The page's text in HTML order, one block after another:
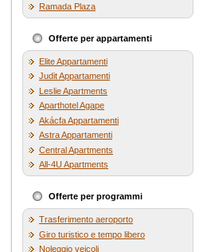
Ramada Plaza
Offerte per appartamenti
Elite Appartamenti
Judit Appartamenti
Leslie Apartments
Aparthotel Agape
Akácfa Appartamenti
Astra Appartamenti
Central Apartments
All-4U Apartments
Offerte per programmi
Trasferimento aeroporto
Giro turistico e tempo libero
Noleggio veicoli